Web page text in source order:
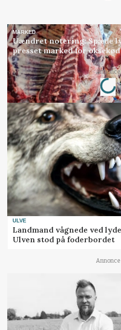
MARKED
Uændret notering: Spæde
presset marked for oksekød
Annonce
ULVE
Landmand vågnede ved
Ulven stod på foderbordet
Annonce